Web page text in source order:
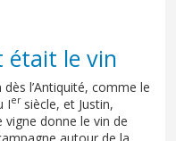
était le vin
l’Antiquité, comme le
Iersiècle, et Justin,
vigne donne le vin de
autour de la